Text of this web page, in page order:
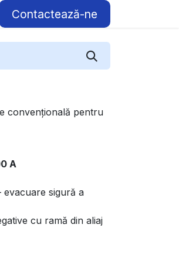
Contactează-ne
convențională pentru
A
sigură a
cu ramă din aliaj